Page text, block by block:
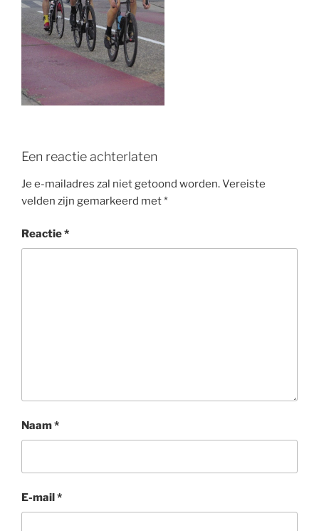
k
Een reactie achterlaten
Je e-mailadres zal niet getoond worden.Vereiste
velden zijn gemarkeerd met*
Reactie*
Naam*
E-mail *